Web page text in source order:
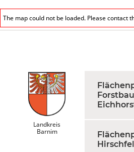
The map could not be loaded. Please contact
Landkreis
Barnim